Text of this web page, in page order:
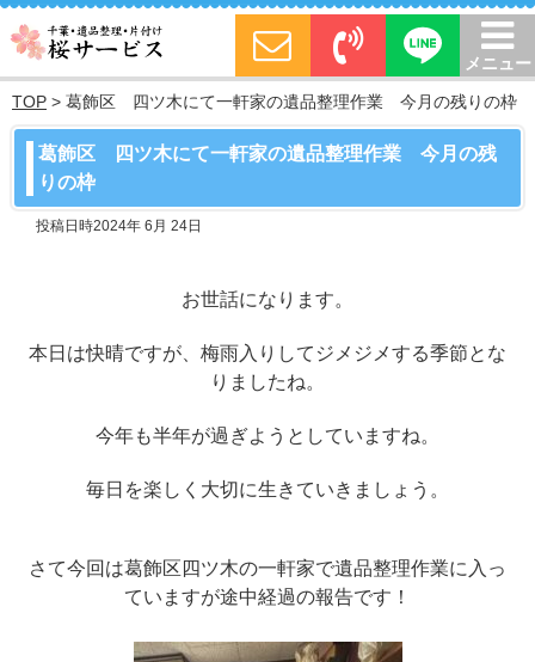
メニュー
TOP > 葛飾区 四ツ木にて一軒家の遺品整理作業 今月の残りの枠
葛飾区 四ツ木にて一軒家の遺品整理作業 今月の残
りの枠
投稿日時2024年 6月 24日
お世話になります。
本日は快晴ですが、梅雨入りしてジメジメする季節とな
りましたね。
今年も半年が過ぎようとしていますね。
毎日を楽しく大切に生きていきましょう。
さて今回は葛飾区四ツ木の一軒家で遺品整理作業に入っ
ていますが途中経過の報告です！